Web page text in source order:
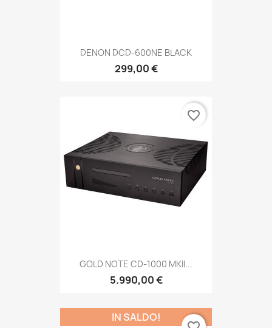
DENON DCD-600NE BLACK
299,00 €
GOLD NOTE CD-1000 MKII...
5.990,00 €
favorite_border
IN SALDO!